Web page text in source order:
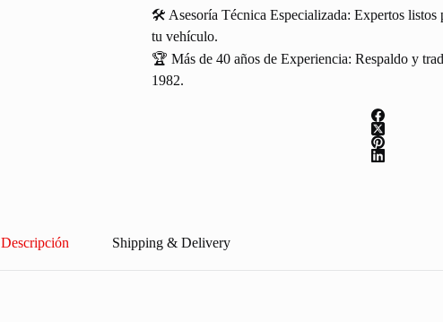
🛠️ Asesoría Técnica Especializada: Expertos listos
tu vehículo.
🏆 Más de 40 años de Experiencia: Respaldo y
1982.
Descripción Shipping & Delivery